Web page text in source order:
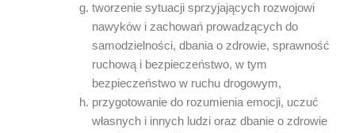
tworzenie sytuacji sprzyjających rozwojowi
nawyków i zachowań prowadzących do
samodzielności, dbania o zdrowie, sprawność
ruchową i bezpieczeństwo, w tym
bezpieczeństwo w ruchu drogowym,
przygotowanie do rozumienia emocji, uczuć
własnych i innych ludzi oraz dbanie o zdrowie